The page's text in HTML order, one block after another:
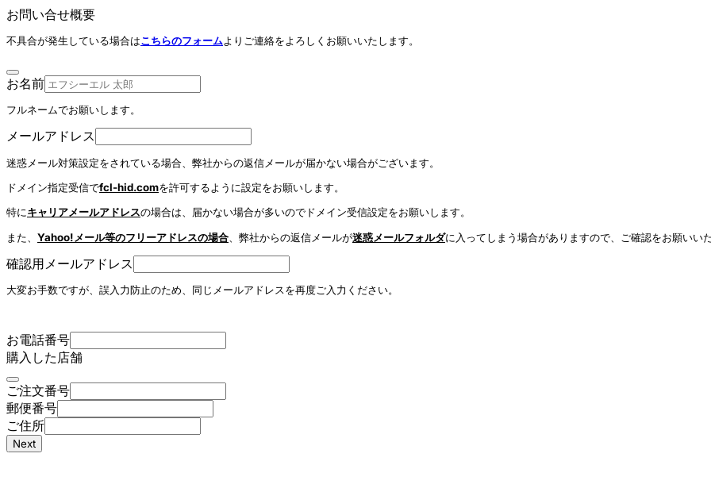
お問い合せ概要
不具合が発生している場合はこちらのフォームよりご連絡をよろしくお願いいたします。
お名前
フルネームでお願いします。
メールアドレス
迷惑メール対策設定をされている場合、弊社からの返信メールが届かない場合がございます。
ドメイン指定受信でfcl-hid.comを許可するように設定をお願いします。
特にキャリアメールアドレスの場合は、届かない場合が多いのでドメイン受信設定をお願いします。
また、 Yahoo!メール等のフリーアドレスの場合 、弊社からの返信メールが迷惑メールフォルダに入ってしまう場合がありますので、ご確認をお願いいた
確認用メールアドレス
大変お手数ですが、誤入力防止のため、同じメールアドレスを再度ご入力ください。
お電話番号
購入した店舗
ご注文番号
郵便番号
ご住所
Next